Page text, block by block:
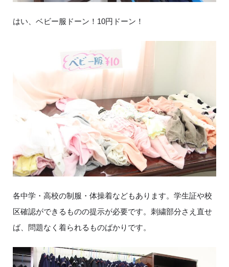
はい、ベビー服ドーン！10円ドーン！
各中学・高校の制服・体操着などもあります。学生証や校
区確認ができるものの提示が必要です。刺繍部分さえ直せ
ば、問題なく着られるものばかりです。